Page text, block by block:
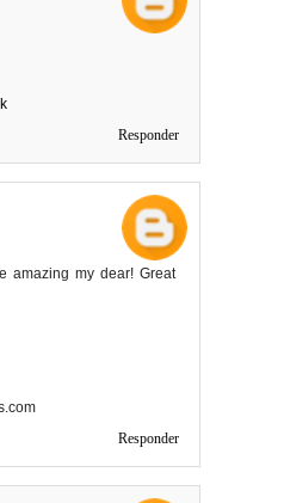
Responder
amazing my dear! Great
Responder